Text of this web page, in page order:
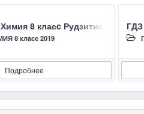
2019, §10 Химические элементы
8 класc Рудзитис Г.Е.,
8 класc 2019
Подробнее